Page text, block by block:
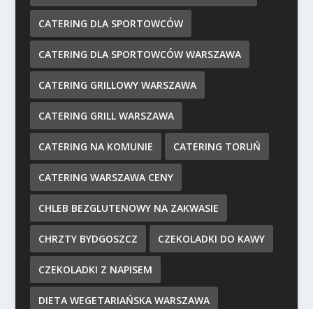
CATERING DLA SPORTOWCÓW
CATERING DLA SPORTOWCÓW WARSZAWA
CATERING GRILLOWY WARSZAWA
CATERING GRILL WARSZAWA
CATERING NA KOMUNIE CATERING TORUŃ
CATERING WARSZAWA CENY
CHLEB BEZGLUTENOWY NA ZAKWASIE
CHRZTY BYDGOSZCZ CZEKOLADKI DO KAWY
CZEKOLADKI Z NAPISEM
DIETA WEGETARIAŃSKA WARSZAWA